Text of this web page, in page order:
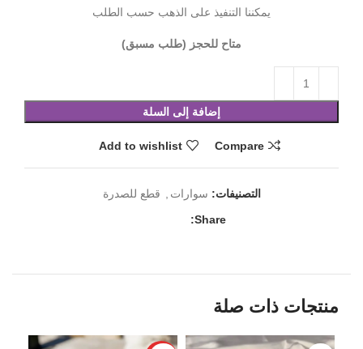
يمكننا التنفيذ على الذهب حسب الطلب
متاح للحجز (طلب مسبق)
إضافة إلى السلة
Compare
Add to wishlist
التصنيفات: سوارات , قطع للصدرة
Share:
منتجات ذات صلة